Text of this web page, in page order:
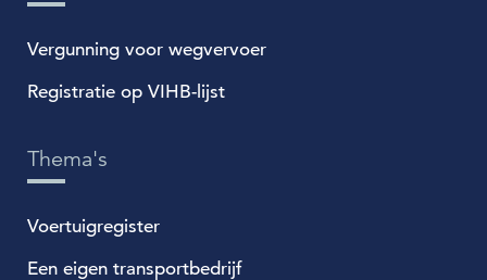
Vergunning voor wegvervoer
Registratie op VIHB-lijst
Thema's
Voertuigregister
Een eigen transportbedrijf